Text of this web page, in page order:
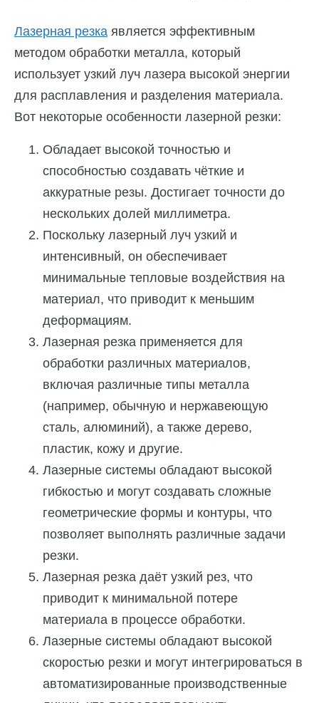
Лазерная резка является эффективным
методом обработки металла, который
использует узкий луч лазера высокой энергии
для расплавления и разделения материала.
Вот некоторые особенности лазерной резки:
Обладает высокой точностью и
способностью создавать чёткие и
аккуратные резы. Достигает точности до
нескольких долей миллиметра.
Поскольку лазерный луч узкий и
интенсивный, он обеспечивает
минимальные тепловые воздействия на
материал, что приводит к меньшим
деформациям.
Лазерная резка применяется для
обработки различных материалов,
включая различные типы металла
(например, обычную и нержавеющую
сталь, алюминий), а также дерево,
пластик, кожу и другие.
Лазерные системы обладают высокой
гибкостью и могут создавать сложные
геометрические формы и контуры, что
позволяет выполнять различные задачи
резки.
Лазерная резка даёт узкий рез, что
приводит к минимальной потере
материала в процессе обработки.
Лазерные системы обладают высокой
скоростью резки и могут интегрироваться в
автоматизированные производственные